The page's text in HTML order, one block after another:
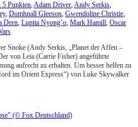
5 Punkten,Adam Driver,Andy Serkis,
, Domhnall Gleeson, Gwendoline Christie,
Dern, Lupita Nyong’o, Mark Hamill, Oscar
Snoke (Andy Serkis, „Planet der Affen –
von Leia (Carrie Fisher) angeführte
aufrecht zu erhalten. Um besser helfen zu
im Orient Express“) von Luke Skywalker